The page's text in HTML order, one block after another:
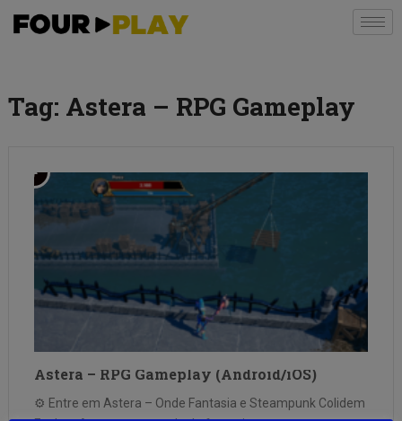
Tag: Astera – RPG Gameplay
Astera – RPG Gameplay (Android/iOS)
⚙️ Entre em Astera – Onde Fantasia e Steampunk Colidem